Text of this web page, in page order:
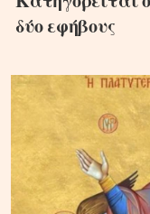
δύο εφήβους